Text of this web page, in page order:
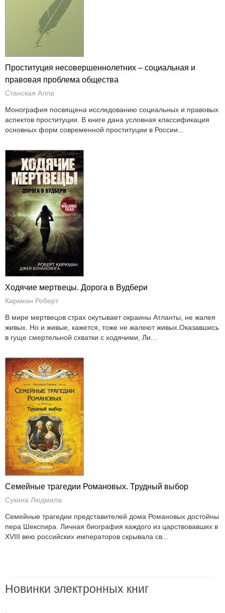
Проституция несовершеннолетних – социальная и
правовая проблема общества
Станская Алла
Монография посвящена исследованию социальных и правовых
аспектов проституции. В книге дана условная классификация
основных форм современной проституции в России...
Ходячие мертвецы. Дорога в Вудбери
Киркман Роберт
В мире мертвецов страх окутывает окраины Атланты, не жалея
живых. Но и живые, кажется, тоже не жалеют живых.Оказавшись
в гуще смертельной схватки с ходячими, Ли...
Семейные трагедии Романовых. Трудный выбор
Сукина Людмила
Семейные трагедии представителей дома Романовых достойны
пера Шекспира. Личная биография каждого из царствовавших в
XVIII вею российских императоров скрывала св...
Новинки электронных книг